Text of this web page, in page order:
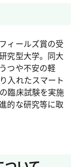
ィールズ賞の受
究型大学。同大
つや不安の軽
入れたスマート
臨床試験を実施
的な研究等に取